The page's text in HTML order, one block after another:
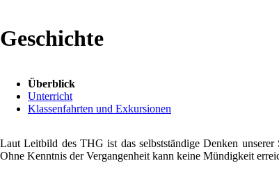
Geschichte
überspringen
Überblick
Unterricht
Klassenfahrten und Exkursionen
Laut Leitbild des THG ist das selbstständige Denken unserer
Ohne Kenntnis der Vergangenheit kann keine Mündigkeit